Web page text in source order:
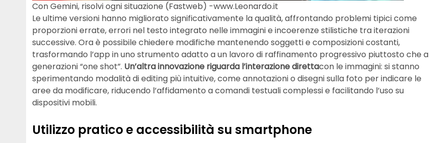
Con Gemini, risolvi ogni situazione (Fastweb) -www.Leonardo.it
Le ultime versioni hanno migliorato significativamente la qualità, affrontando problemi tipici come
proporzioni errate, errori nel testo integrato nelle immagini e incoerenze stilistiche tra iterazioni
successive. Ora è possibile chiedere modifiche mantenendo soggetti e composizioni costanti,
trasformando l’app in uno strumento adatto a un lavoro di raffinamento progressivo piuttosto che a
generazioni “one shot”. Un’altra innovazione riguarda l’interazione direttacon le immagini: si stanno
sperimentando modalità di editing più intuitive, come annotazioni o disegni sulla foto per indicare le
aree da modificare, riducendo l’affidamento a comandi testuali complessi e facilitando l’uso su
dispositivi mobili.
Utilizzo pratico e accessibilità su smartphone